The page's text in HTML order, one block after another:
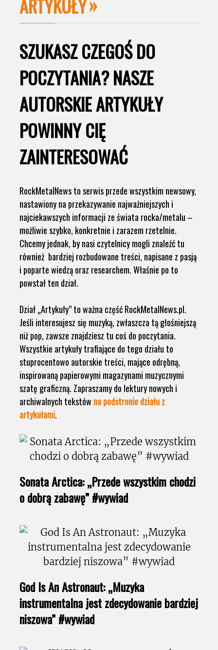
ARTYKUŁY
SZUKASZ CZEGOŚ DO
POCZYTANIA? NASZE
AUTORSKIE ARTYKUŁY
POWINNY CIĘ
ZAINTERESOWAĆ
RockMetalNews to serwis przede wszystkim newsowy,
nastawiony na przekazywanie najważniejszych i
najciekawszych informacji ze świata rocka/metalu –
możliwie szybko, konkretnie i zarazem rzetelnie.
Chcemy jednak, by nasi czytelnicy mogli znaleźć tu
również bardziej rozbudowane treści, napisane z pasją
i poparte wiedzą oraz researchem. Właśnie po to
powstał ten dział.
Dział „Artykuły” to ważna część RockMetalNews.pl.
Jeśli interesujesz się muzyką, zwłaszcza tą głośniejszą
niż pop, zawsze znajdziesz tu coś do poczytania.
Wszystkie artykuły trafiające do tego działu to
stuprocentowo autorskie treści, mające odrębną,
inspirowaną papierowymi magazynami muzycznymi
szatę graficzną. Zapraszamy do lektury nowych i
archiwalnych tekstów na podstronie działu z
artykułami.
Sonata Arctica: „Przede wszystkim chodzi
o dobrą zabawę” #wywiad
God Is An Astronaut: „Muzyka
instrumentalna jest zdecydowanie bardziej
niszowa” #wywiad